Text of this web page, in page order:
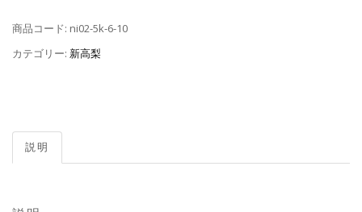
商品コード: ni02-5k-6-10
カテゴリー: 新高梨
説明